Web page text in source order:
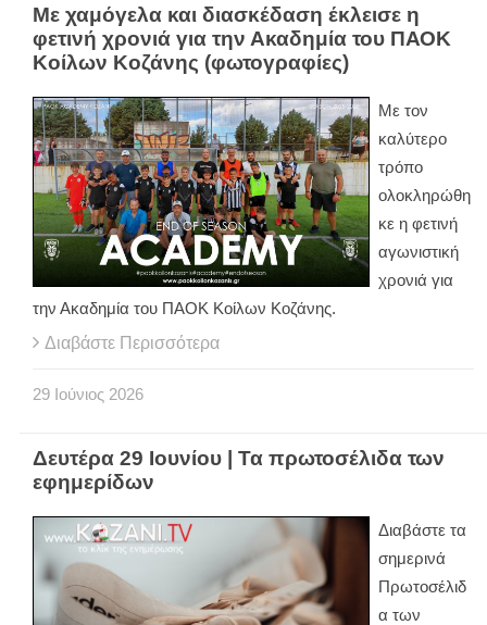
Με χαμόγελα και διασκέδαση έκλεισε η
φετινή χρονιά για την Ακαδημία του ΠΑΟΚ
Κοίλων Κοζάνης (φωτογραφίες)
Με τον
καλύτερο
τρόπο
ολοκληρώθη
κε η φετινή
αγωνιστική
χρονιά για
την Ακαδημία του ΠΑΟΚ Κοίλων Κοζάνης.
Διαβάστε Περισσότερα
29 Ιούνιος 2026
Δευτέρα 29 Ιουνίου | Τα πρωτοσέλιδα των
εφημερίδων
Διαβάστε τα
σημερινά
Πρωτοσέλιδ
α των